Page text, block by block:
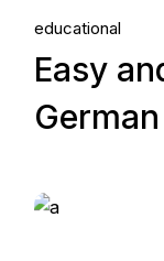
educational
Easy